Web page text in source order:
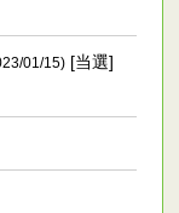
01/15) [当選]